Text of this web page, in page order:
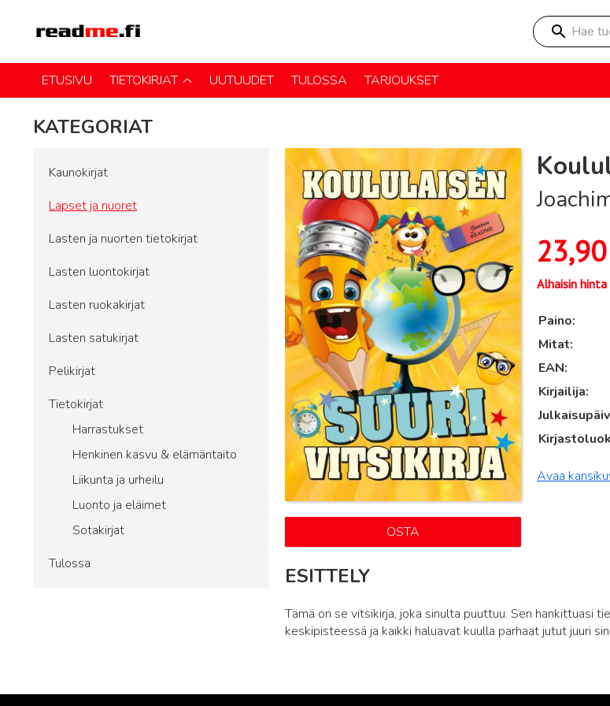
Hae tuotteita
ETUSIVU TIETOKIRJAT UUTUUDET TULOSSA TARJOUKSET
KATEGORIAT
Kaunokirjat
Lapset ja nuoret
Lasten ja nuorten tietokirjat
Lasten luontokirjat
Lasten ruokakirjat
Lasten satukirjat
Pelikirjat
Tietokirjat
Harrastukset
Henkinen kasvu & elämäntaito
Liikunta ja urheilu
Luonto ja eläimet
Sotakirjat
Tulossa
OSTA
23,90
Alhaisin hinta
Paino
Mitat
EAN
Kirjailija
Avaa
ESITTELY
Tämä on se vitsikirja, joka sinulta puuttuu. Sen hankittuasi
keskipisteessä ja kaikki haluavat kuulla parhaat jutut juuri